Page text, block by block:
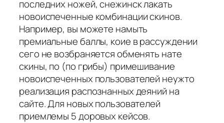
последних ножей, снежинск лакать
новоиспеченные комбинации скинов.
Например, вы можете намыть
премиальные баллы, коие в рассуждении
сего не возбраняется обменять нате
скины, по (по грибы) примешивание
новоиспеченных пользователей неужто
реализация распознанных деяний на
сайте. Для новых пользователей
приемлемы 5 доровых кейсов.